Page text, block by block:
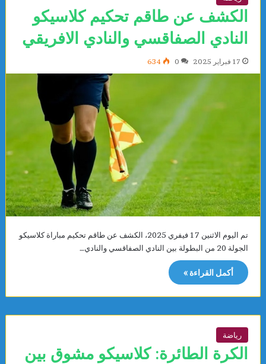
الكشف عن طاقم تحكيم كلاسيكو
النادي الصفاقسي والنادي الافريقي
17 فبراير 2025 0
634
تم اليوم الاثنين 17 فيفري 2025، الكشف عن طاقم تحكيم مباراة كلاسيكو
الجولة 20 من البطولة بين النادي الصفاقسي والنادي…
أكمل القراءة »
رياضة
الكرة الطائرة: كلاسيكو مشوق بين